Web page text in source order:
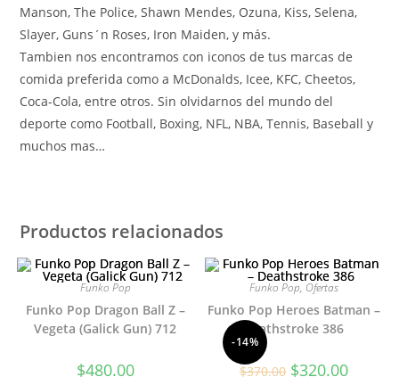
Manson, The Police, Shawn Mendes, Ozuna, Kiss, Selena,
Slayer, Guns´n Roses, Iron Maiden, y más.
Tambien nos encontramos con iconos de tus marcas de
comida preferida como a McDonalds, Icee, KFC, Cheetos,
Coca-Cola, entre otros. Sin olvidarnos del mundo del
deporte como Football, Boxing, NFL, NBA, Tennis, Baseball y
muchos mas…
Productos relacionados
Funko Pop
Funko Pop Dragon Ball Z –
Vegeta (Galick Gun) 712
$480.00
-14%
Funko Pop, Ofertas
Funko Pop Heroes Batman –
Deathstroke 386
$370.00 El
$320.00El